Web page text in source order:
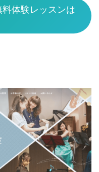
体験レッスンは